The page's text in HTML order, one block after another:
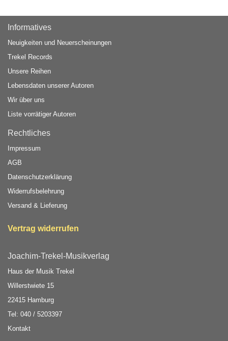
Informatives
Neuigkeiten und Neuerscheinungen
Trekel Records
Unsere Reihen
Lebensdaten unserer Autoren
Wir über uns
Liste vorrätiger Autoren
Rechtliches
Impressum
AGB
Datenschutzerklärung
Widerrufsbelehrung
Versand & Lieferung
Vertrag widerrufen
Joachim-Trekel-Musikverlag
Haus der Musik Trekel
Willerstwiete 15
22415 Hamburg
Tel: 040 / 5203397
Kontakt